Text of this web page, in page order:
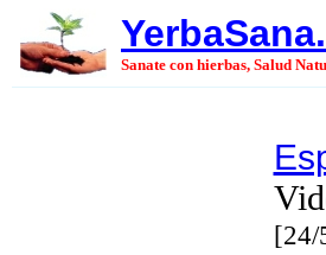
Sanate con hierbas, Salud
[24/